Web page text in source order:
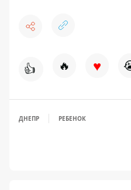
👍 🔥 ♥
ДНЕПР РЕБЕНОК